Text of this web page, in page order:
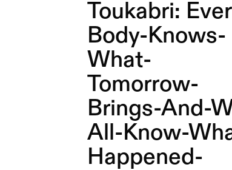
Toukabri:
Body-Knows-
What-
Tomorrow-
Brings-And-
All-Know-
Happened-